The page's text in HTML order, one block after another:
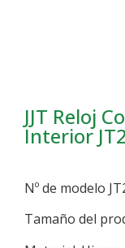
JJT Reloj
Interior
Nº de modelo
Tamaño del